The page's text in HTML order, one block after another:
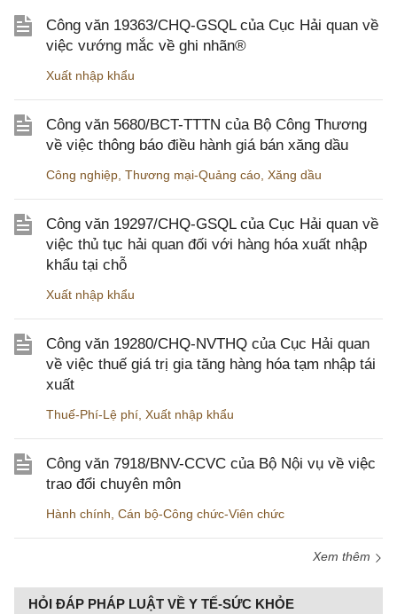
Công văn 19363/CHQ-GSQL của Cục Hải quan về
việc vướng mắc về ghi nhãn®
Xuất nhập khẩu
Công văn 5680/BCT-TTTN của Bộ Công Thương
về việc thông báo điều hành giá bán xăng dầu
Công nghiệp, Thương mại-Quảng cáo, Xăng dầu
Công văn 19297/CHQ-GSQL của Cục Hải quan về
việc thủ tục hải quan đối với hàng hóa xuất nhập
khẩu tại chỗ
Xuất nhập khẩu
Công văn 19280/CHQ-NVTHQ của Cục Hải quan
về việc thuế giá trị gia tăng hàng hóa tạm nhập tái
xuất
Thuế-Phí-Lệ phí, Xuất nhập khẩu
Công văn 7918/BNV-CCVC của Bộ Nội vụ về việc
trao đổi chuyên môn
Hành chính, Cán bộ-Công chức-Viên chức
Xem thêm
HỎI ĐÁP PHÁP LUẬT VỀ Y TẾ-SỨC KHỎE